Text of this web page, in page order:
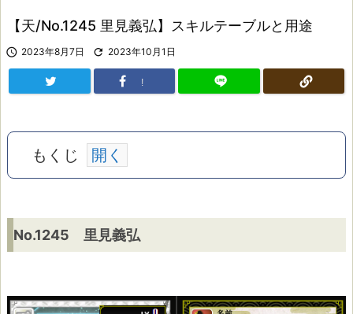
【天/No.1245 里見義弘】スキルテーブルと用途
 2023年8月7日  2023年10月1日
!
もくじ
N
o.
2
No.1245 里見義弘